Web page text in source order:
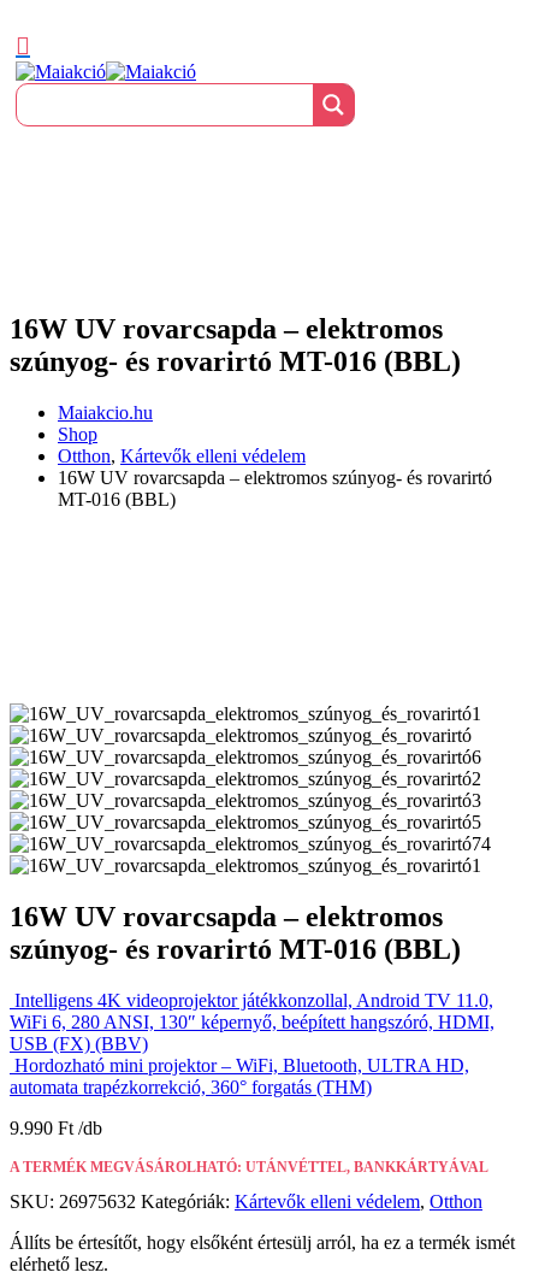
16W UV rovarcsapda – elektromos
szúnyog- és rovarirtó MT-016 (BBL)
Maiakcio.hu
Shop
Otthon, Kártevők elleni védelem
16W UV rovarcsapda – elektromos szúnyog- és rovarirtó
MT-016 (BBL)
16W UV rovarcsapda – elektromos
szúnyog- és rovarirtó MT-016 (BBL)
Intelligens 4K videoprojektor játékkonzollal, Android TV 11.0,
WiFi 6, 280 ANSI, 130″ képernyő, beépített hangszóró, HDMI,
USB (FX) (BBV)
Hordozható mini projektor – WiFi, Bluetooth, ULTRA HD,
automata trapézkorrekció, 360° forgatás (THM)
9.990 Ft
A TERMÉK MEGVÁSÁROLHATÓ: UTÁNVÉTTEL, BANKKÁRTYÁVAL
SKU: 26975632 Kategóriák: Kártevők elleni védelem, Otthon
Állíts be értesítőt, hogy elsőként értesülj arról, ha ez a termék ismét
elérhető lesz.